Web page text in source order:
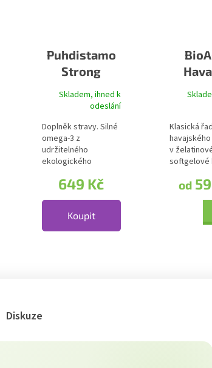
Puhdistamo
Strong
Omega 3
Skladem, ihned k
odeslání
649 Kč
Koupit
Doplněk stravy. Silné
omega-3 z
udržitelného
ekologického
prémiovým olejem
od
Klasická
v
softgelové
z...
Diskuze